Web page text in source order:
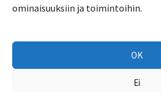
ominaisuuksiin ja toimintoihin.
OK
Ei
Copyright © 2026